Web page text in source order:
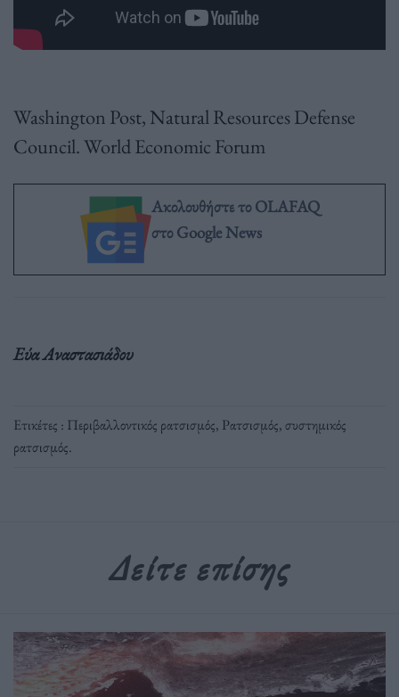
Washington Post, Natural Resources Defense
Council. World Economic Forum
Ακολουθήστε το OLAFAQ
στο Google News
Εύα Αναστασιάδου
Ετικέτες : Περιβαλλοντικός ρατσισμός, Ρατσισμός,συστημικός
ρατσισμός.
Δείτε επίσης